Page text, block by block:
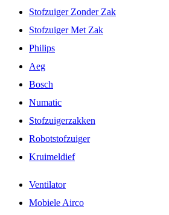
Stofzuiger Zonder Zak
Stofzuiger Met Zak
Philips
Aeg
Bosch
Numatic
Stofzuigerzakken
Robotstofzuiger
Kruimeldief
Ventilator
Mobiele Airco